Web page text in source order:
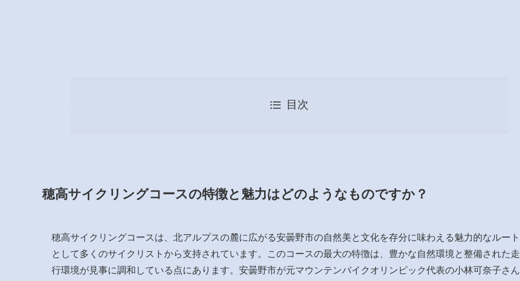
目次
穂高サイクリングコースの特徴と魅力はどのようなものですか？
穂高サイクリングコースは、北アルプスの麓に広がる安曇野市の自然美と文化を存分に味わえる魅力的なルート
として多くのサイクリストから支持されています。このコースの最大の特徴は、豊かな自然環境と整備された走
行環境が見事に調和している点にあります。安曇野市が元マウンテンバイクオリンピック代表の小林可奈子さん